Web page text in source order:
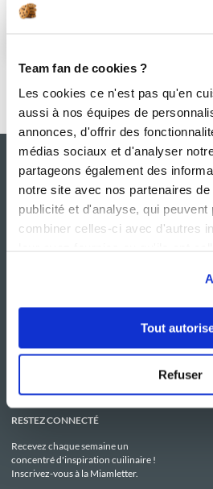
Team fan de cookies ?
Les cookies ce n'est pas qu'en
aussi à nos équipes de
annonces, d'offrir des
médias sociaux et d'analyser
partageons également des
notre site avec nos partenaires
publicité et d'analyse, qui peuvent
combiner celles-ci avec d'autres
Tout
Refuser
Le Mag'
Boutique
C.G.U
RESTEZ CONNECTÉ
Recevez chaque semaine un
concentré d'inspiration cuilinaire !
Inscrivez-vous à la Miamletter.